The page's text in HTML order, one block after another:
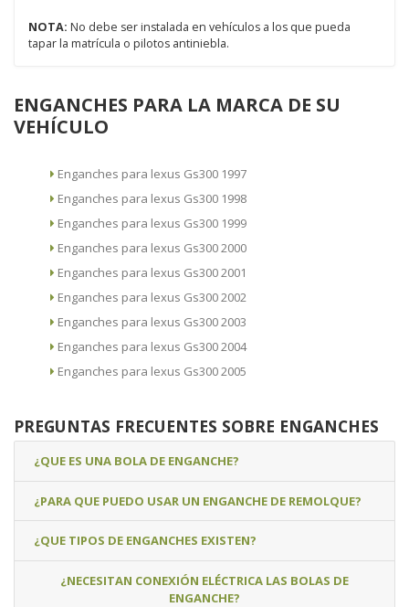
NOTA: No debe ser instalada en vehículos a los que pueda
tapar la matrícula o pilotos antiniebla.
ENGANCHES PARA LA MARCA DE SU
VEHÍCULO
Enganches para lexus Gs300 1997
Enganches para lexus Gs300 1998
Enganches para lexus Gs300 1999
Enganches para lexus Gs300 2000
Enganches para lexus Gs300 2001
Enganches para lexus Gs300 2002
Enganches para lexus Gs300 2003
Enganches para lexus Gs300 2004
Enganches para lexus Gs300 2005
PREGUNTAS FRECUENTES SOBRE ENGANCHES
¿QUE ES UNA BOLA DE ENGANCHE?
¿PARA QUE PUEDO USAR UN ENGANCHE DE REMOLQUE?
¿QUE TIPOS DE ENGANCHES EXISTEN?
¿NECESITAN CONEXIÓN ELÉCTRICA LAS BOLAS DE
ENGANCHE?